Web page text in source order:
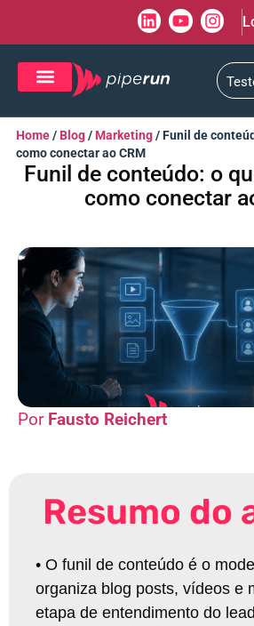
Home/ Blog/ Marketing/Funil de
como conectar ao CRM
Funil de conteúdo: o
como conectar
Fausto Reichert
Resumo do
• O funil de conteúdo é o
organiza blog posts, vídeos e
etapa de entendimento do